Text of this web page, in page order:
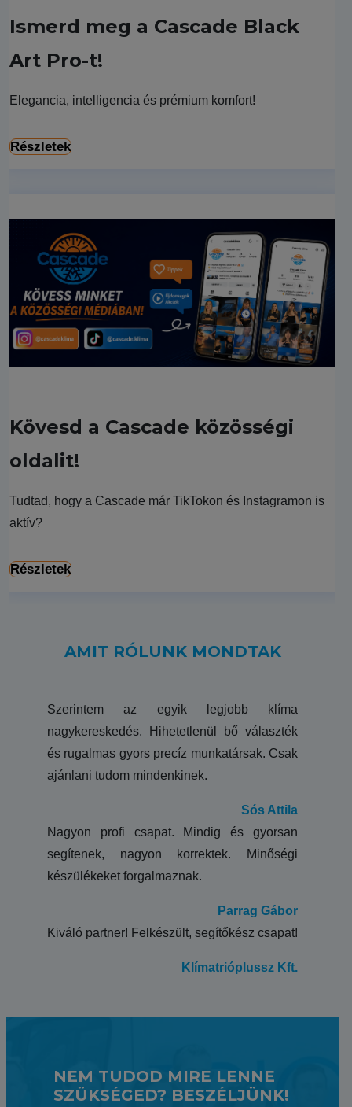
Ismerd meg a Cascade Black
Art Pro-t!
Elegancia, intelligencia és prémium komfort!
Részletek
Kövesd a Cascade közösségi
oldalit!
Tudtad, hogy a Cascade már TikTokon és Instagramon is
aktív?
Részletek
AMIT RÓLUNK MONDTAK
Szerintem az egyik legjobb klíma
nagykereskedés. Hihetetlenül bő választék
és rugalmas gyors precíz munkatársak. Csak
ajánlani tudom mindenkinek.
Sós Attila
Nagyon profi csapat. Mindig és gyorsan
segítenek, nagyon korrektek. Minőségi
készülékeket forgalmaznak.
Parrag Gábor
Kiváló partner! Felkészült, segítőkész csapat!
Klímatrióplussz Kft.
NEM TUDOD MIRE LENNE
SZÜKSÉGED? BESZÉLJÜNK!